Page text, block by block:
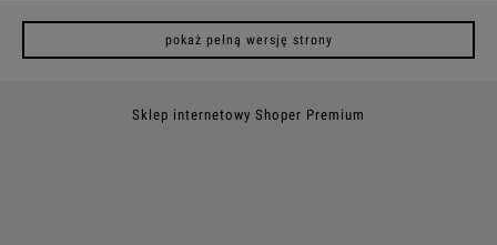
Gniazda podwójne z uziemieniem
pokaż pełną wersję strony
Sklep internetowy Shoper Premium